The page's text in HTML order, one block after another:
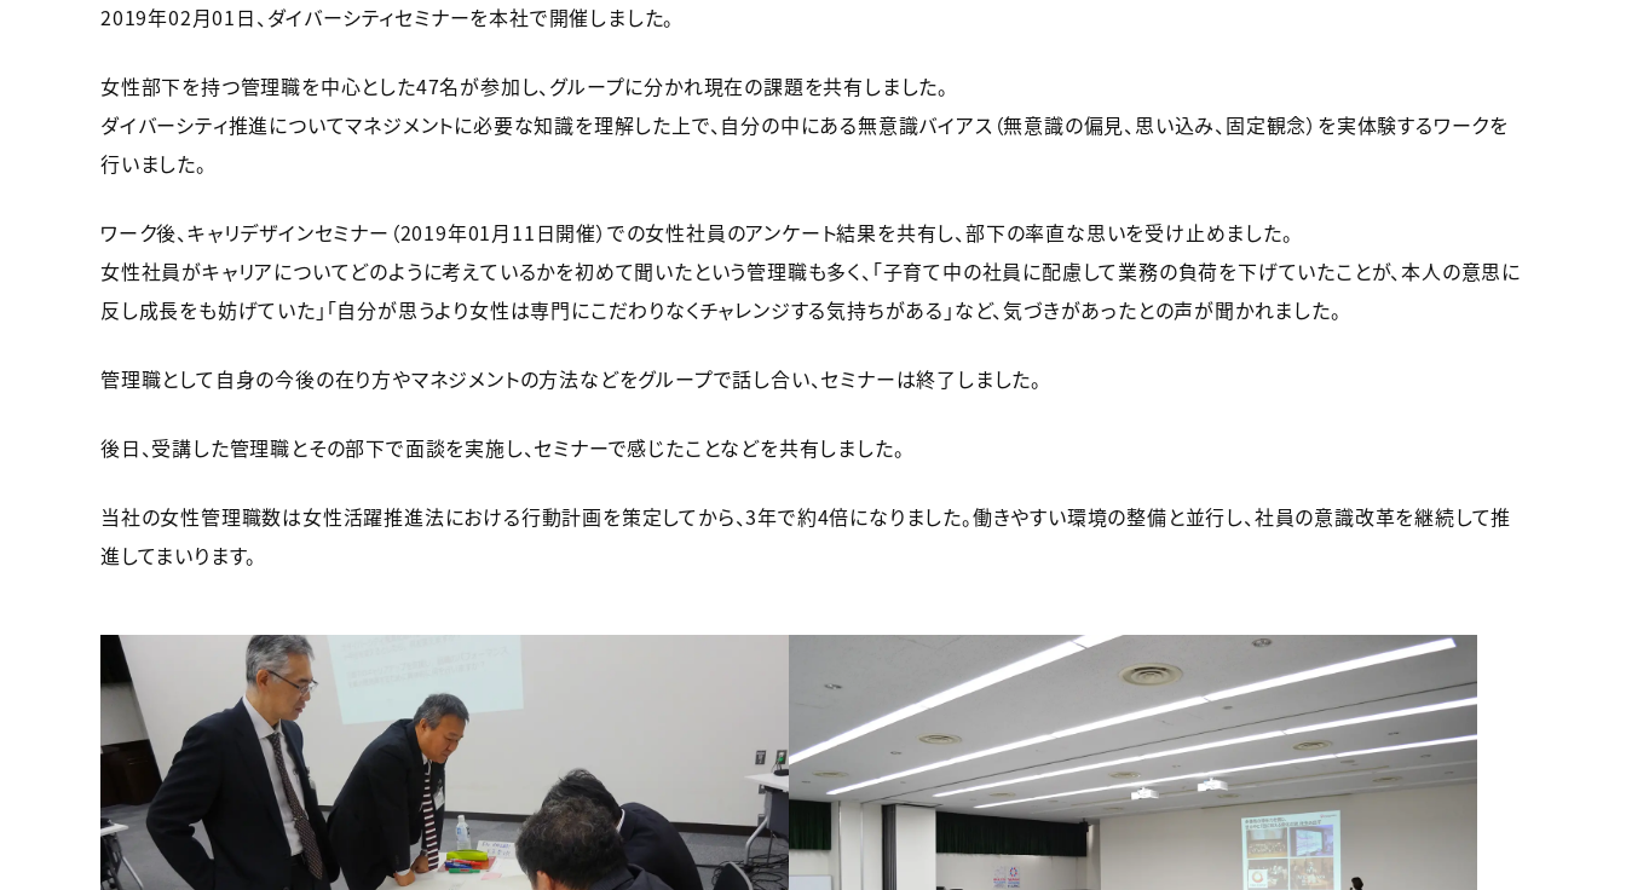
2019年02月01日、ダイバーシティセミナーを本社で開催しました。
女性部下を持つ管理職を中心とした47名が参加し、グループに分かれ現在の課題を共有しました。
ダイバーシティ推進についてマネジメントに必要な知識を理解した上で、自分の中にある無意識バイアス（無意識の偏見、思い込み、固定観念）を実体験するワークを
行いました。
ワーク後、キャリデザインセミナー（2019年01月11日開催）での女性社員のアンケート結果を共有し、部下の率直な思いを受け止めました。
女性社員がキャリアについてどのように考えているかを初めて聞いたという管理職も多く、「子育て中の社員に配慮して業務の負荷を下げていたことが、本人の意思に
反し成長をも妨げていた」「自分が思うより女性は専門にこだわりなくチャレンジする気持ちがある」など、気づきがあったとの声が聞かれました。
管理職として自身の今後の在り方やマネジメントの方法などをグループで話し合い、セミナーは終了しました。
後日、受講した管理職とその部下で面談を実施し、セミナーで感じたことなどを共有しました。
当社の女性管理職数は女性活躍推進法における行動計画を策定してから、3年で約4倍になりました。働きやすい環境の整備と並行し、社員の意識改革を継続して推
進してまいります。